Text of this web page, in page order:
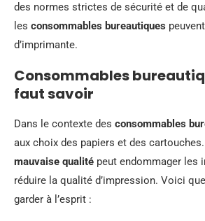
des normes strictes de sécurité et de
les consommables bureautiques
d’imprimante.
Consommables
faut savoir
Dans le contexte des consommables
aux choix des papiers et des
mauvaise qualité peut endommager les
réduire la qualité d’impression. Voici
garder à l’esprit :